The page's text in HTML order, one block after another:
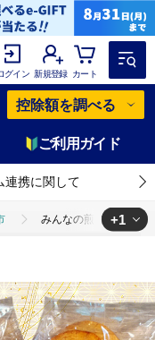
グイン 新規登録 カート
控除額を調べる
ご利用ガイド
連携に関して
みんなの煎餅! 6枚入×2
+1